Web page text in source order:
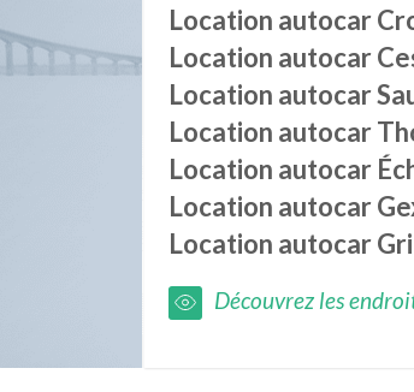
Location autocar
Location autocar
Location autocar
Location autocar
Location autocar
Location autocar
Location autocar
Découvrez les